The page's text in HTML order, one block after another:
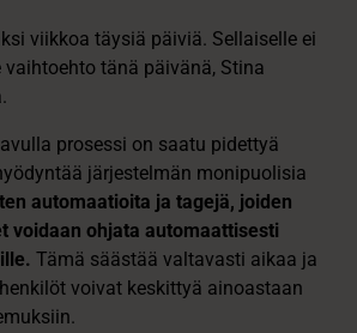
viikkoa täysiä päiviä. Sellaiselle ei
vaihtoehto tänä päivänä, Stina
prosessi on saatu pidettyä
järjestelmän monipuolisia
automaatioita ja tagejä, joiden
voidaan ohjata automaattisesti
Tämä säästää valtavasti aikaa ja
voivat keskittyä ainoastaan